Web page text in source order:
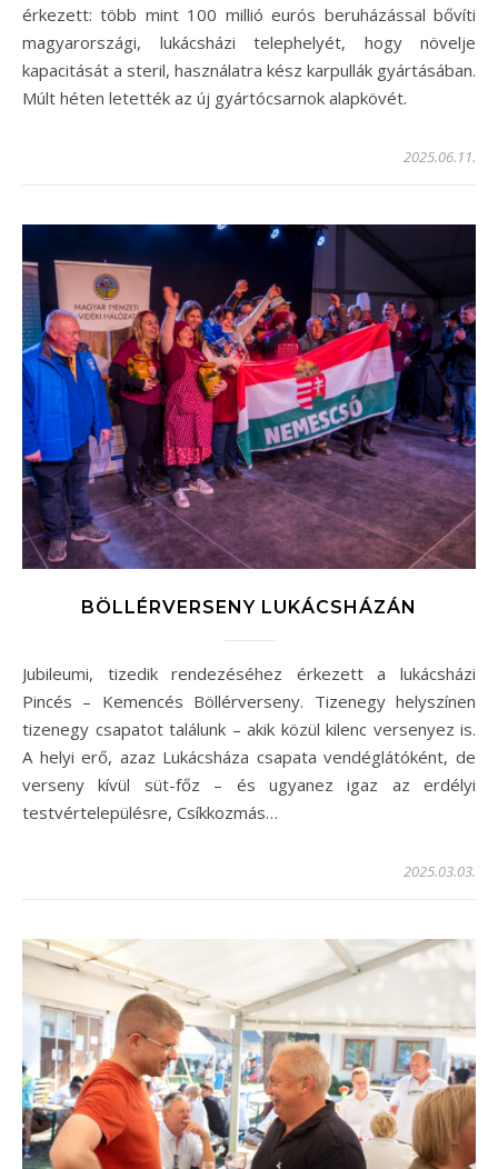
érkezett: több mint 100 millió eurós beruházással bővíti
magyarországi, lukácsházi telephelyét, hogy növelje
kapacitását a steril, használatra kész karpullák gyártásában.
Múlt héten letették az új gyártócsarnok alapkövét.
2025.06.11.
BÖLLÉRVERSENY LUKÁCSHÁZÁN
Jubileumi, tizedik rendezéséhez érkezett a lukácsházi
Pincés – Kemencés Böllérverseny. Tizenegy helyszínen
tizenegy csapatot találunk – akik közül kilenc versenyez is.
A helyi erő, azaz Lukácsháza csapata vendéglátóként, de
verseny kívül süt-főz – és ugyanez igaz az erdélyi
testvértelepülésre, Csíkkozmás…
2025.03.03.